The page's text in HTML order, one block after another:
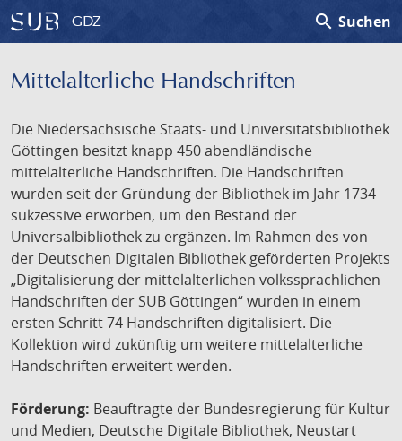
GDZ search Suchen
Mittelalterliche Handschriften
Die Niedersächsische Staats- und Universitätsbibliothek
Göttingen besitzt knapp 450 abendländische
mittelalterliche Handschriften. Die Handschriften
wurden seit der Gründung der Bibliothek im Jahr 1734
sukzessive erworben, um den Bestand der
Universalbibliothek zu ergänzen. Im Rahmen des von
der Deutschen Digitalen Bibliothek geförderten Projekts
„Digitalisierung der mittelalterlichen volkssprachlichen
Handschriften der SUB Göttingen“ wurden in einem
ersten Schritt 74 Handschriften digitalisiert. Die
Kollektion wird zukünftig um weitere mittelalterliche
Handschriften erweitert werden.
Förderung: Beauftragte der Bundesregierung für Kultur
und Medien, Deutsche Digitale Bibliothek, Neustart